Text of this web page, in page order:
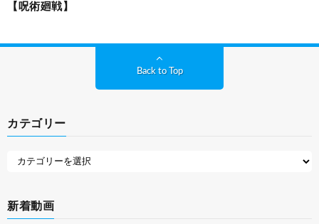
【呪術廻戦】
Back to Top
カテゴリー
新着動画